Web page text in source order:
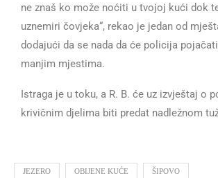
ne znaš ko može noćiti u tvojoj kući dok
uznemiri čovjeka“, rekao je jedan od
dodajući da se nada da će policija
manjim mjestima.
Istraga je u toku, a R. B. će uz izvještaj o
krivičnim djelima biti predat nadležnom
JEZERO OBIJENE KUĆE ŠIPOVO